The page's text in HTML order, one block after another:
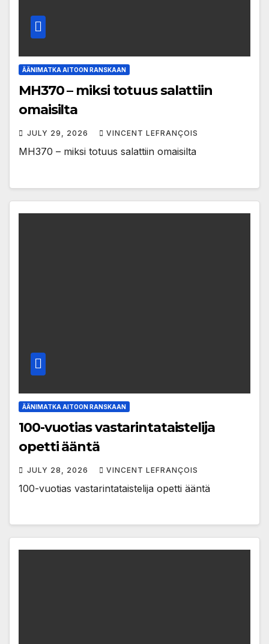
ÄÄNIMATKA AITOON RANSKAAN
MH370 – miksi totuus salattiin
omaisilta
JULY 29, 2026 VINCENT LEFRANÇOIS
MH370 – miksi totuus salattiin omaisilta
ÄÄNIMATKA AITOON RANSKAAN
100-vuotias vastarintataistelija
opetti ääntä
JULY 28, 2026 VINCENT LEFRANÇOIS
100-vuotias vastarintataistelija opetti ääntä